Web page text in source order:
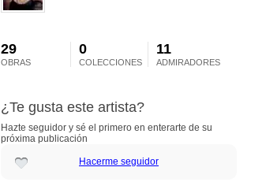
29
OBRAS
0
COLECCIONES
11
ADMIRADORES
¿Te gusta este artista?
Hazte seguidor y sé el primero en enterarte de su
próxima publicación
Hacerme seguidor